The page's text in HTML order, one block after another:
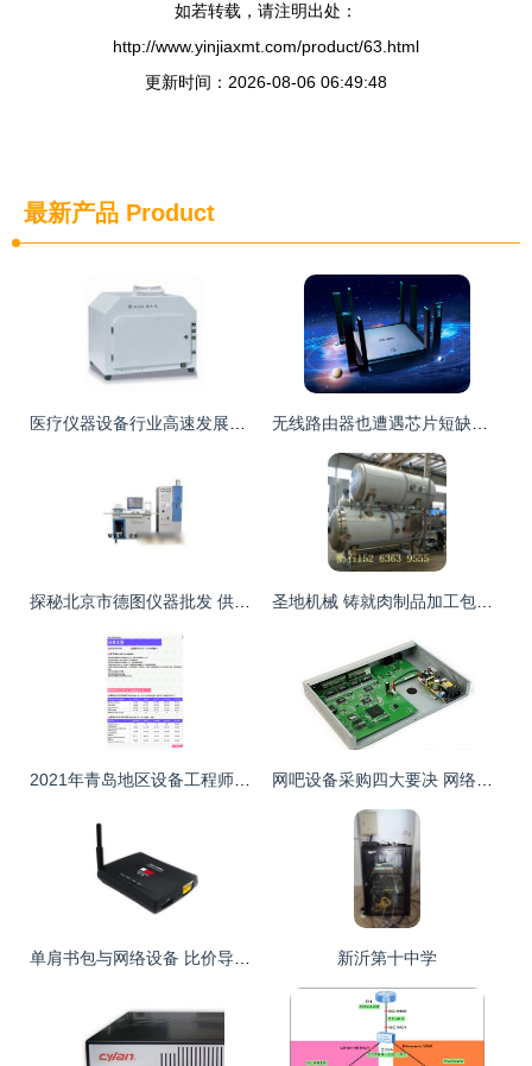
如若转载，请注明出处：
http://www.yinjiaxmt.com/product/63.html
更新时间：2026-08-06 06:49:48
最新产品 Product
新沂第十中学